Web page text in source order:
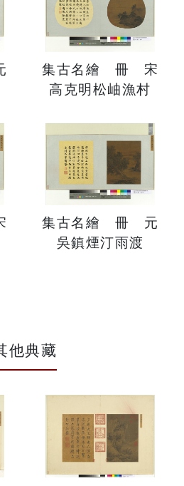
集古名繪 冊 宋
高克明松岫漁村
集古名繪 冊 元
吳鎮煙汀雨渡
他典藏